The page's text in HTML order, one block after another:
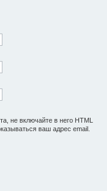
не включайте в него HTML
ваш адрес email.